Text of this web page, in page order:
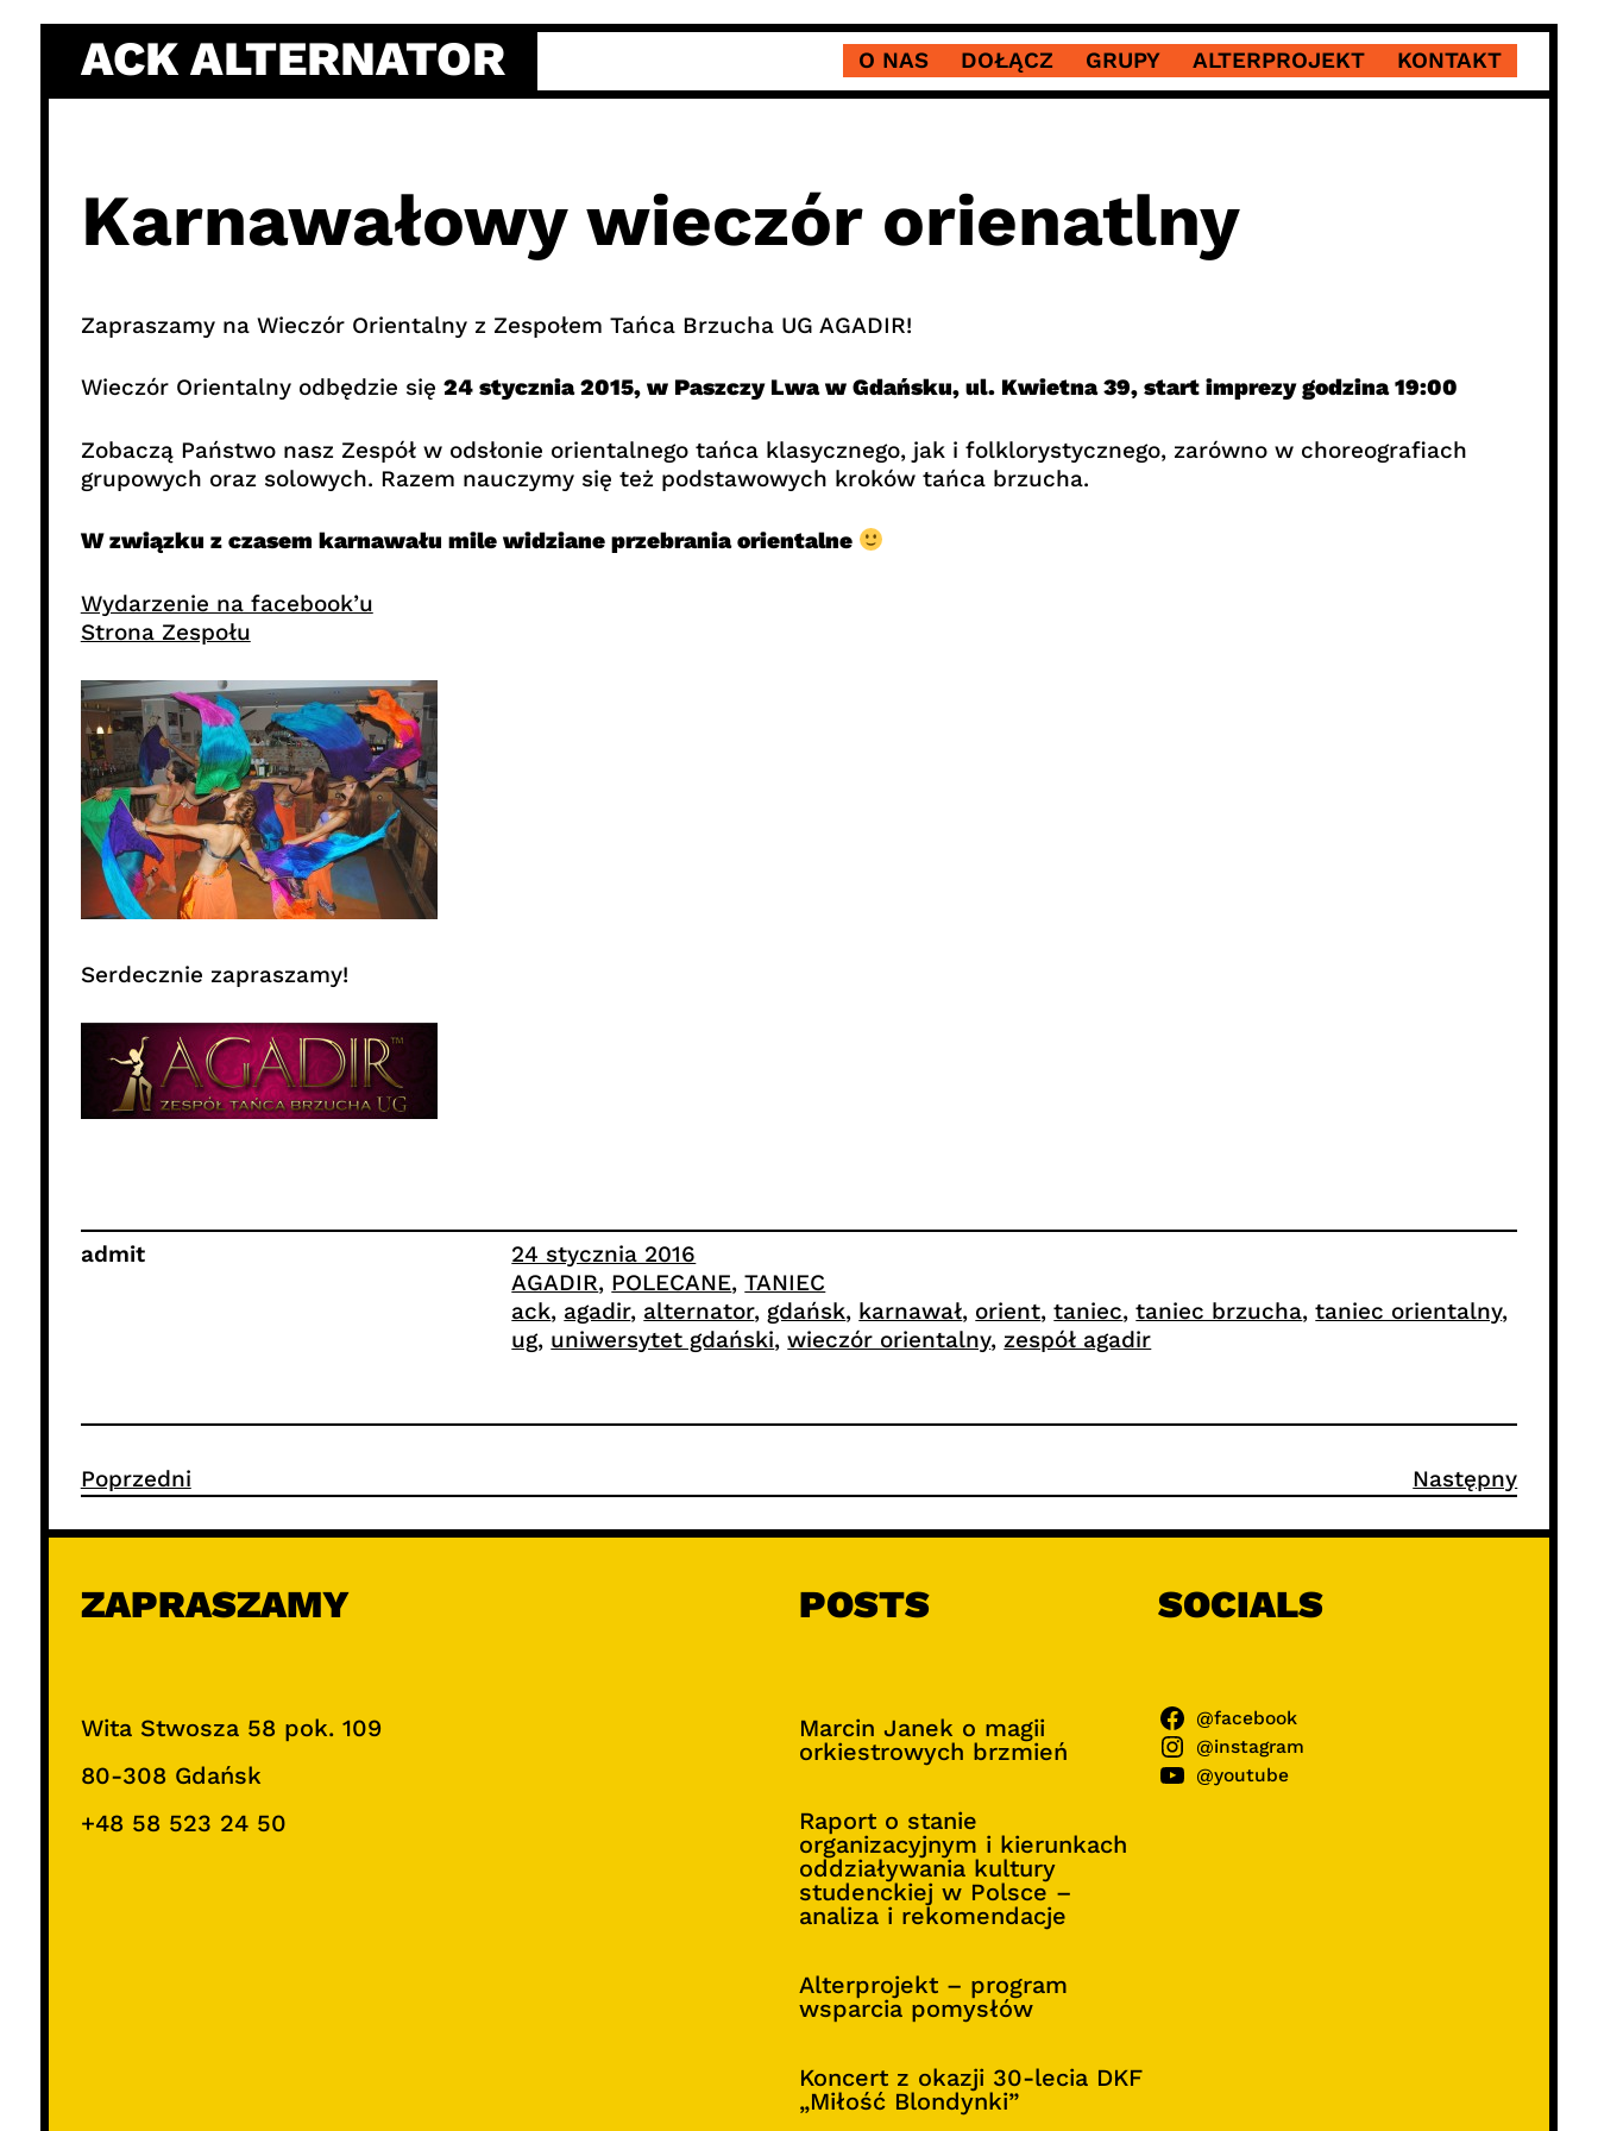
content
ACK ALTERNATOR O NAS DOŁĄCZ GRUPY ALTERPROJEKT KONTAKT
Karnawałowy wieczór orienatlny
Zapraszamy na Wieczór Orientalny z Zespołem Tańca Brzucha UG AGADIR!
Wieczór Orientalny odbędzie się 24 stycznia 2015, w Paszczy Lwa w Gdańsku, ul. Kwietna 39, start imprezy godzina 19:00
Zobaczą Państwo nasz Zespół w odsłonie orientalnego tańca klasycznego, jak i folklorystycznego, zarówno w choreografiach
grupowych oraz solowych. Razem nauczymy się też podstawowych kroków tańca brzucha.
W związku z czasem karnawału mile widziane przebrania orientalne
Wydarzenie na facebook’u
Strona Zespołu
Serdecznie zapraszamy!
admit
24 stycznia 2016
AGADIR, POLECANE, TANIEC
ack, agadir, alternator, gdańsk, karnawał, orient, taniec, taniec brzucha, taniec orientalny
ug, uniwersytet gdański, wieczór orientalny, zespół agadir
Poprzedni Następny
ZAPRASZAMY
Wita Stwosza 58 pok. 109
80-308 Gdańsk
+48 58 523 24 50
POSTS
Marcin Janek o magii
orkiestrowych brzmień
Raport o stanie
organizacyjnym i kierunkach
oddziaływania kultury
studenckiej w Polsce –
analiza i rekomendacje
Alterprojekt – program
wsparcia pomysłów
Koncert z okazji 30-lecia DKF
„Miłość Blondynki”
SOCIALS
@facebook
@instagram
@youtube